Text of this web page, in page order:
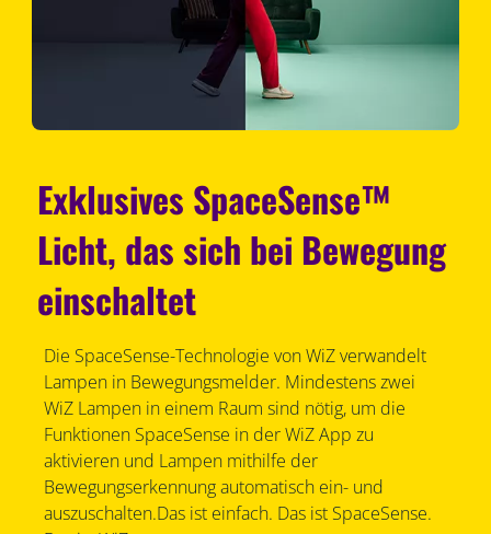
Exklusives SpaceSense™
Licht, das sich bei Bewegung
einschaltet
Die SpaceSense-Technologie von WiZ verwandelt
Lampen in Bewegungsmelder. Mindestens zwei
WiZ Lampen in einem Raum sind nötig, um die
Funktionen SpaceSense in der WiZ App zu
aktivieren und Lampen mithilfe der
Bewegungserkennung automatisch ein- und
auszuschalten.Das ist einfach. Das ist SpaceSense.